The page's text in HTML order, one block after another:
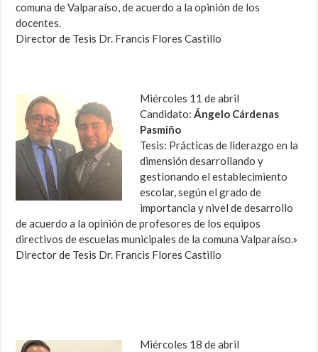
comuna de Valparaíso, de acuerdo a la opinión de los
docentes.
Director de Tesis Dr. Francis Flores Castillo
Miércoles 11 de abril
Candidato: Ángelo Cárdenas
Pasmiño
Tesis: Prácticas de liderazgo en la
dimensión desarrollando y
gestionando el establecimiento
escolar, según el grado de
importancia y nivel de desarrollo
de acuerdo a la opinión de profesores de los equipos
directivos de escuelas municipales de la comuna Valparaíso.»
Director de Tesis Dr. Francis Flores Castillo
Miércoles 18 de abril